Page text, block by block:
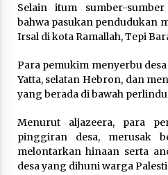
Dirjen Bina
PPIH Harus
January 15,
Pelunasan Haji
January 15,
Rezim
Selain itum sumber-
bahwa pasukan pendudukan
Irsal di kota Ramallah, Tepi
Para pemukim menyerbu
Yatta, selatan Hebron, dan
yang berada di bawah
Menurut aljazeera, para
pinggiran desa, merusak
melontarkan hinaan serta
desa yang dihuni warga